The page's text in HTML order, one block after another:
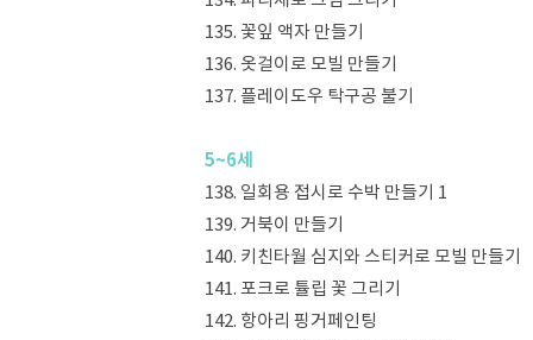
135. 꽃잎 액자 만들기
136. 옷걸이로 모빌 만들기
137. 플레이도우 탁구공 불기
5~6세
138. 일회용 접시로 수박 만들기 1
139. 거북이 만들기
140. 키친타월 심지와 스티커로 모빌 만들기
141. 포크로 튤립 꽃 그리기
142. 항아리 핑거페인팅